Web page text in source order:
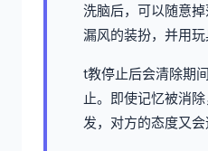
洗脑后，可以随意
漏风的装扮，并用
t教停止后会清除期
止。即使记忆被消
发，对方的态度又